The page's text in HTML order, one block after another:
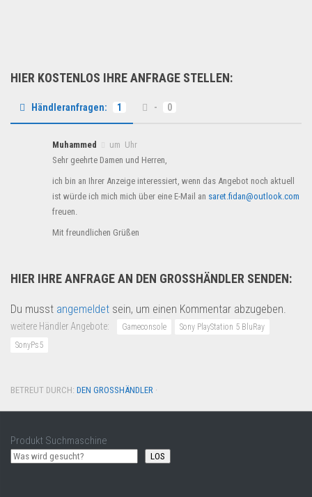
HIER KOSTENLOS IHRE ANFRAGE STELLEN:
Händleranfragen: 1 - 0
Muhammed
um Uhr
Sehr geehrte Damen und Herren,
ich bin an Ihrer Anzeige interessiert, wenn das Angebot noch aktuell
ist würde ich mich mich über eine E-Mail an saret.fidan@outlook.com
freuen.
Mit freundlichen Grüßen
HIER IHRE ANFRAGE AN DEN GROSSHÄNDLER SENDEN:
Du musst angemeldet sein, um einen Kommentar abzugeben.
weitere Händler Angebote: Gameconsole
Sony PlayStation 5 BluRay
SonyPs5
BETREUT DURCH: DEN GROSSHÄNDLER ·
Produkt Suchmaschine
LOS